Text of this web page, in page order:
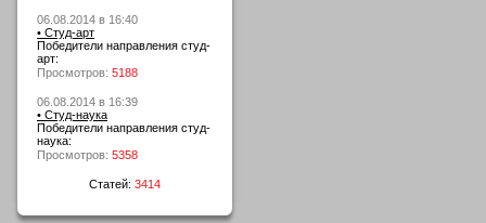
06.08.2014 в 16:40
• Студ-арт
Победители направления студ-
арт:
Просмотров: 5188
06.08.2014 в 16:39
• Студ-наука
Победители направления студ-
наука:
Просмотров: 5358
Статей: 3414